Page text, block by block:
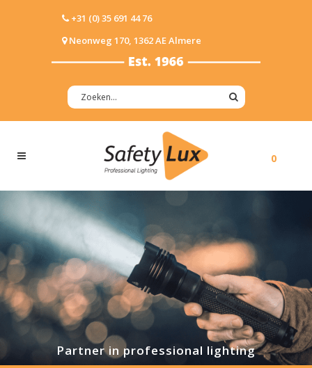
+31 (0) 35 691 44 76
Neonweg 170, 1362 AE Almere
0
Partner in professional lighting